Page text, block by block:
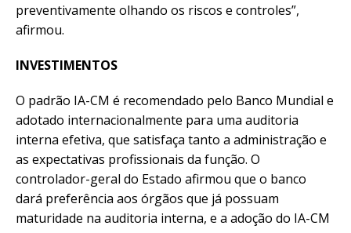
preventivamente olhando os riscos e controles”,
afirmou.
INVESTIMENTOS
O padrão IA-CM é recomendado pelo Banco Mundial e
adotado internacionalmente para uma auditoria
interna efetiva, que satisfaça tanto a administração e
as expectativas profissionais da função. O
controlador-geral do Estado afirmou que o banco
dará preferência aos órgãos que já possuam
maturidade na auditoria interna, e a adoção do IA-CM